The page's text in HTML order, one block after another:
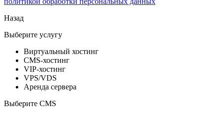
Назад
Выберите услугу
Виртуальный хостинг
CMS-хостинг
VIP-хостинг
VPS/VDS
Аренда сервера
Выберите CMS